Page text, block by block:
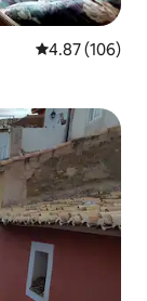
औसत रेटिंग 5 में से
4.87 (106)